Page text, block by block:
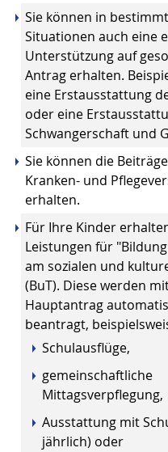
Sie können in
Situationen auch eine
Unterstützung auf
Antrag erhalten.
eine Erstausstattung
oder eine
Schwangerschaft und
Sie können die
Kranken- und
erhalten.
Für Ihre Kinder
Leistungen für
am sozialen und
(BuT). Diese werden
Hauptantrag
beantragt,
Schulausflüge,
gemeinschaftliche
Mittagsverpflegung,
Ausstattung mit
jährlich) oder